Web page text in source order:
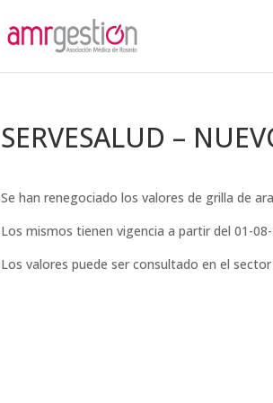
SERVESALUD –
Se han renegociado los valores de grilla de
Los mismos tienen vigencia a partir del 01-
Los valores puede ser consultado en el